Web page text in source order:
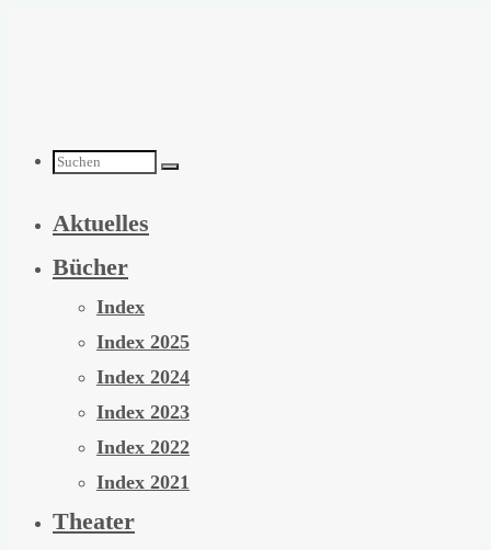
Suchen
nach:
Aktuelles
Bücher
Index
Index 2025
Index 2024
Index 2023
Index 2022
Index 2021
Theater